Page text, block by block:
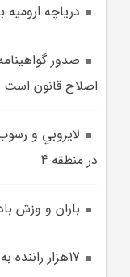
درياچه
صدور
اصلاح قانون است
لايروبي و
در منطقه 4
باران و وزش
17هزار راننده به‌دليل تخلفات پلاک جريمه شدند